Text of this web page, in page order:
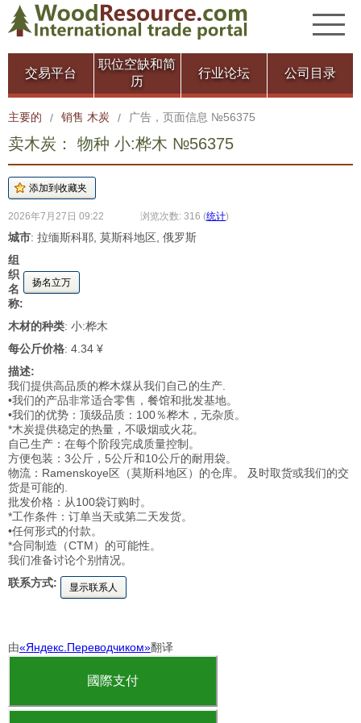
交易平台
职位空缺和简
历
行业论坛 公司目录
主要的 / 销售 木炭 / 广告，页面信息 №56375
卖木炭： 物种 小:桦木 №56375
2026年7月27日 09:22 浏览次数: 316 (统计)
城市: 拉缅斯科耶, 莫斯科地区, 俄罗斯
组
织
名
称:
扬名立万
木材的种类: 小:桦木
每公斤价格: 4.34 ¥
描述:
我们提供高品质的桦木煤从我们自己的生产.
•我们的产品非常适合零售，餐馆和批发基地。
•我们的优势：顶级品质：100％桦木，无杂质。
*木炭提供稳定的热量，不吸烟或火花。
自己生产：在每个阶段完成质量控制。
方便包装：3公斤，5公斤和10公斤的耐用袋。
物流：Ramenskoye区（莫斯科地区）的仓库。 及时取货或我们的交
货是可能的.
批发价格：从100袋订购时。
*工作条件：订单当天或第二天发货。
•任何形式的付款。
*合同制造（CTM）的可能性。
我们准备讨论个别情况。
联系方式:
显示联系人
由«Яндекс.Переводчиком»翻译
國際支付